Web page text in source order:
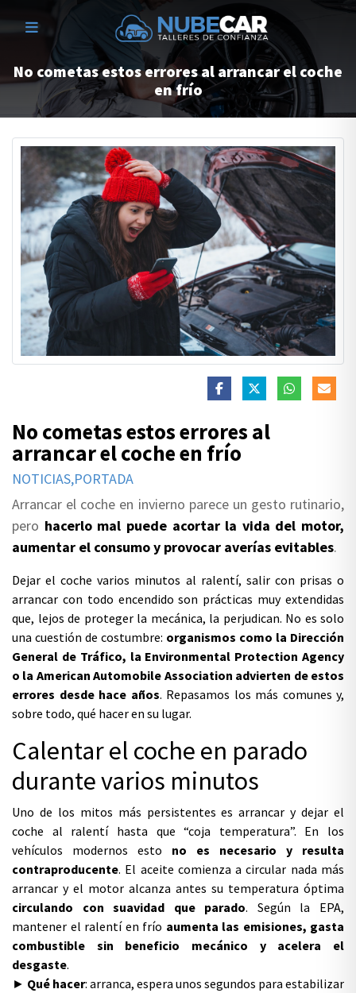
No cometas estos errores al arrancar el coche
en frío
No cometas estos errores al
arrancar el coche en frío
NOTICIAS,PORTADA
Arrancar el coche en invierno parece un gesto rutinario,
pero hacerlo mal puede acortar la vida del motor,
aumentar el consumo y provocar averías evitables.
Dejar el coche varios minutos al ralentí, salir con prisas o
arrancar con todo encendido son prácticas muy extendidas
que, lejos de proteger la mecánica, la perjudican. No es solo
una cuestión de costumbre: organismos como la Dirección
General de Tráfico, la Environmental Protection Agency
o la American Automobile Association advierten de estos
errores desde hace años. Repasamos los más comunes y,
sobre todo, qué hacer en su lugar.
Calentar el coche en parado
durante varios minutos
Uno de los mitos más persistentes es arrancar y dejar el
coche al ralentí hasta que “coja temperatura”. En los
vehículos modernos esto no es necesario y resulta
contraproducente. El aceite comienza a circular nada más
arrancar y el motor alcanza antes su temperatura óptima
circulando con suavidad que parado. Según la EPA,
mantener el ralentí en frío aumenta las emisiones, gasta
combustible sin beneficio mecánico y acelera el
desgaste.
► Qué hacer: arranca, espera unos segundos para estabilizar